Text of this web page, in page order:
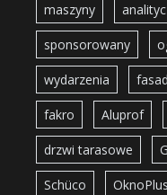
maszyny
sponsorowany
wydarzenia
fakro Aluprof
drzwi tarasowe
Schüco OknoPlus